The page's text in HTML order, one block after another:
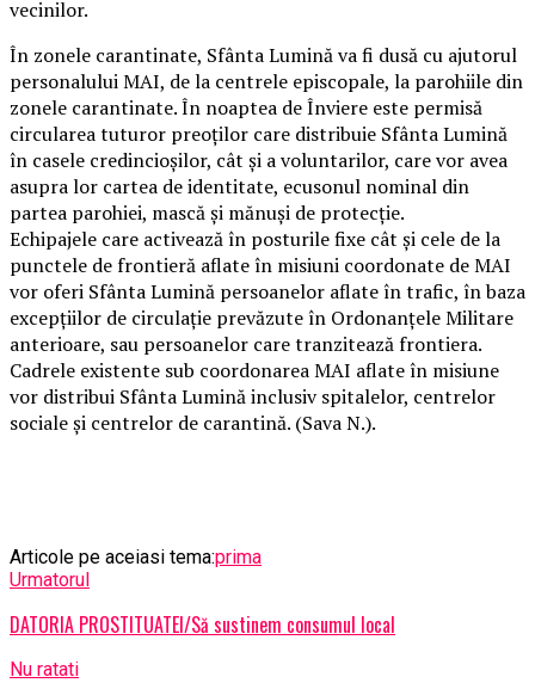
vecinilor.
În zonele carantinate, Sfânta Lumină va fi dusă cu ajutorul
personalului MAI, de la centrele episcopale, la parohiile din
zonele carantinate. În noaptea de Înviere este permisă
circularea tuturor preoților care distribuie Sfânta Lumină
în casele credincioșilor, cât și a voluntarilor, care vor avea
asupra lor cartea de identitate, ecusonul nominal din
partea parohiei, mască și mănuși de protecție.
Echipajele care activează în posturile fixe cât și cele de la
punctele de frontieră aflate în misiuni coordonate de MAI
vor oferi Sfânta Lumină persoanelor aflate în trafic, în baza
excepțiilor de circulație prevăzute în Ordonanțele Militare
anterioare, sau persoanelor care tranzitează frontiera.
Cadrele existente sub coordonarea MAI aflate în misiune
vor distribui Sfânta Lumină inclusiv spitalelor, centrelor
sociale și centrelor de carantină. (Sava N.).
Articole pe aceiasi tema:prima
Urmatorul
DATORIA PROSTITUATEI/Să sustinem consumul local
Nu ratati